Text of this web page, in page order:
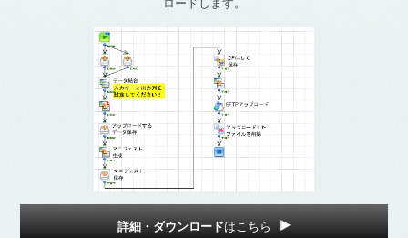
ロードします。
詳細・ダウンロードはこちら